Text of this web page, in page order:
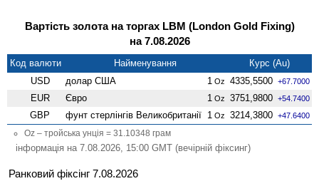
Вартість золота на торгах LBM (London Gold Fixing)
на 7.08.2026
Код валюти Найменування
Курс (Au)
USD
долар США 1 Oz 4335,5500 +67.7000
EUR Євро 1 Oz 3751,9800 +54.7400
GBP фунт стерлінгів Велико­британії 1 Oz 3214,3800 +47.6400
Oz – тройська унція = 31.10348 грам
інформація на 7.08.2026, 15:00 GMT (вечірній фіксинг)
Ранковий фіксінг 7.08.2026